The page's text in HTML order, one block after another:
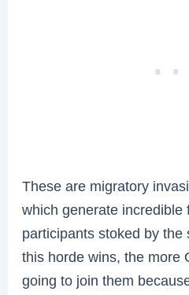
These are migratory
which generate incredible
participants stoked by the
this horde wins, the more
going to join them